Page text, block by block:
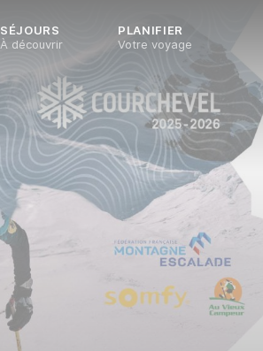
SÉJOURS
À découvrir
PLANIFIER
Votre voyage